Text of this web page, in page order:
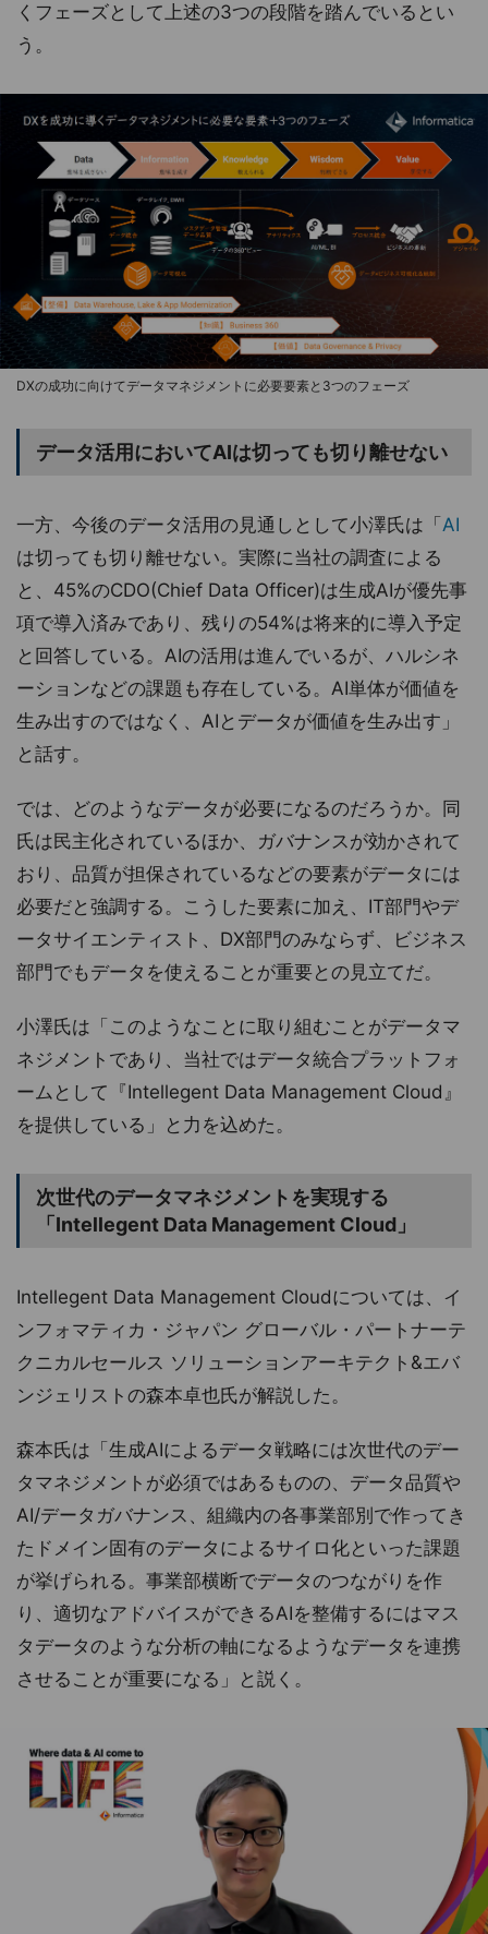
くフェーズとして上述の3つの段階を踏んでいるとい
う。
DXの成功に向けてデータマネジメントに必要要素と3つのフェーズ
データ活用においてAIは切っても切り離せない
一方、今後のデータ活用の見通しとして小澤氏は「 AI
は切っても切り離せない。実際に当社の調査による
と、45%のCDO(Chief Data Officer)は生成AIが優先事
項で導入済みであり、残りの54%は将来的に導入予定
と回答している。AIの活用は進んでいるが、ハルシネ
ーションなどの課題も存在している。AI単体が価値を
生み出すのではなく、AIとデータが価値を生み出す」
と話す。
では、どのようなデータが必要になるのだろうか。同
氏は民主化されているほか、ガバナンスが効かされて
おり、品質が担保されているなどの要素がデータには
必要だと強調する。こうした要素に加え、IT部門やデ
ータサイエンティスト、DX部門のみならず、ビジネス
部門でもデータを使えることが重要との見立てだ。
小澤氏は「このようなことに取り組むことがデータマ
ネジメントであり、当社ではデータ統合プラットフォ
ームとして『Intellegent Data Management Cloud』
を提供している」と力を込めた。
次世代のデータマネジメントを実現する
「Intellegent Data Management Cloud」
Intellegent Data Management Cloudについては、イ
ンフォマティカ・ジャパン グローバル・パートナーテ
クニカルセールス ソリューションアーキテクト&エバ
ンジェリストの森本卓也氏が解説した。
森本氏は「生成AIによるデータ戦略には次世代のデー
タマネジメントが必須ではあるものの、データ品質や
AI/データガバナンス、組織内の各事業部別で作ってき
たドメイン固有のデータによるサイロ化といった課題
が挙げられる。事業部横断でデータのつながりを作
り、適切なアドバイスができるAIを整備するにはマス
タデータのような分析の軸になるようなデータを連携
させることが重要になる」と説く。